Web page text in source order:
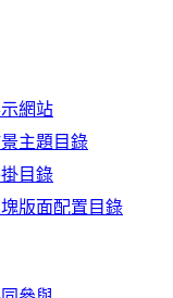
網站
主題目錄
目錄
版面配置目錄